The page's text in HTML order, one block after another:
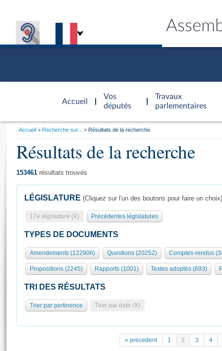
Accueil
d'accueil
Vos
députés
Travaux
parlementaires
Présidence
577 députés
Groupes politiques
Séance publique
Commissions et autres organes
Europe et International
Pétitions
Général
Rôle et pouvoirs de l'Assemblée
Organisation de l'Assemblée
Présidence Conférence des Présidents Bureau Collège des
Statistiques et chiffres clés
( Constitution | Règlement de l'Assemblée ... )
Visiter l'Assemblée
Visite virtuelle du palais Bourbon
Assister à une séance
Vous
Accueil Recherche sur... Résultats de la recherche
Résultats de la recherche
153461 résultats trouvés
LÉGISLATURE (Cliquez sur l'un des boutons pour faire un choix)
17e législature (X) Précédentes législatures
TYPES DE DOCUMENTS
Amendements (122906) Questions (20252) Comptes-rendus
Propositions (2245) Rapports (1001) Textes adoptés (693)
TRI DES RÉSULTATS
Trier par pertinence Trier par date (X)
« précedent 1 2 3 4